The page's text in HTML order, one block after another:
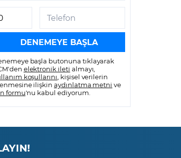
Telefon
başla butonuna tıklayarak
elektronik ileti almayı,
koşullarını , kişisel verilerin
ilişkin aydınlatma metni ve
formu'nu kabul ediyorum.